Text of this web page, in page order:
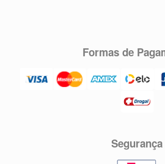
Formas de
Segurança